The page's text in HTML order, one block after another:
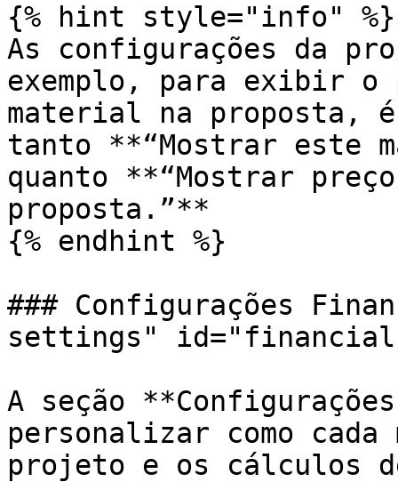
{% hint style="info" %}
As configurações da
exemplo, para exibir o
material na proposta,
tanto **“Mostrar este
quanto **“Mostrar
proposta.”**
{% endhint %}
### Configurações
settings"
A seção
personalizar como
projeto e os cálculos